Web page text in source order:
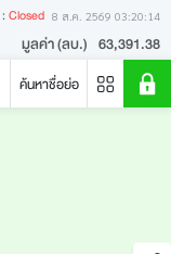
Closed 8 ส.ค. 2569 03:20:14
มูลค่า (ลบ.) 63,391.38
ค้นหาชื่อย่อ